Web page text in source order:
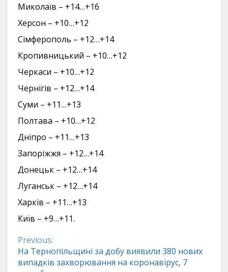
Миколаїв – +14…+16
Херсон – +10…+12
Сімферополь – +12…+14
Кропивницький – +10…+12
Черкаси – +10…+12
Чернігів – +12…+14
Суми – +11…+13
Полтава – +10…+12
Дніпро – +11…+13
Запоріжжя – +12…+14
Донецьк – +12…+14
Луганськ – +12…+14
Харків – +11…+13
Київ – +9…+11.
Continue
Reading
Previous:
На Тернопільщині за добу виявили 380 нових
випадків захворювання на коронавірус, 7